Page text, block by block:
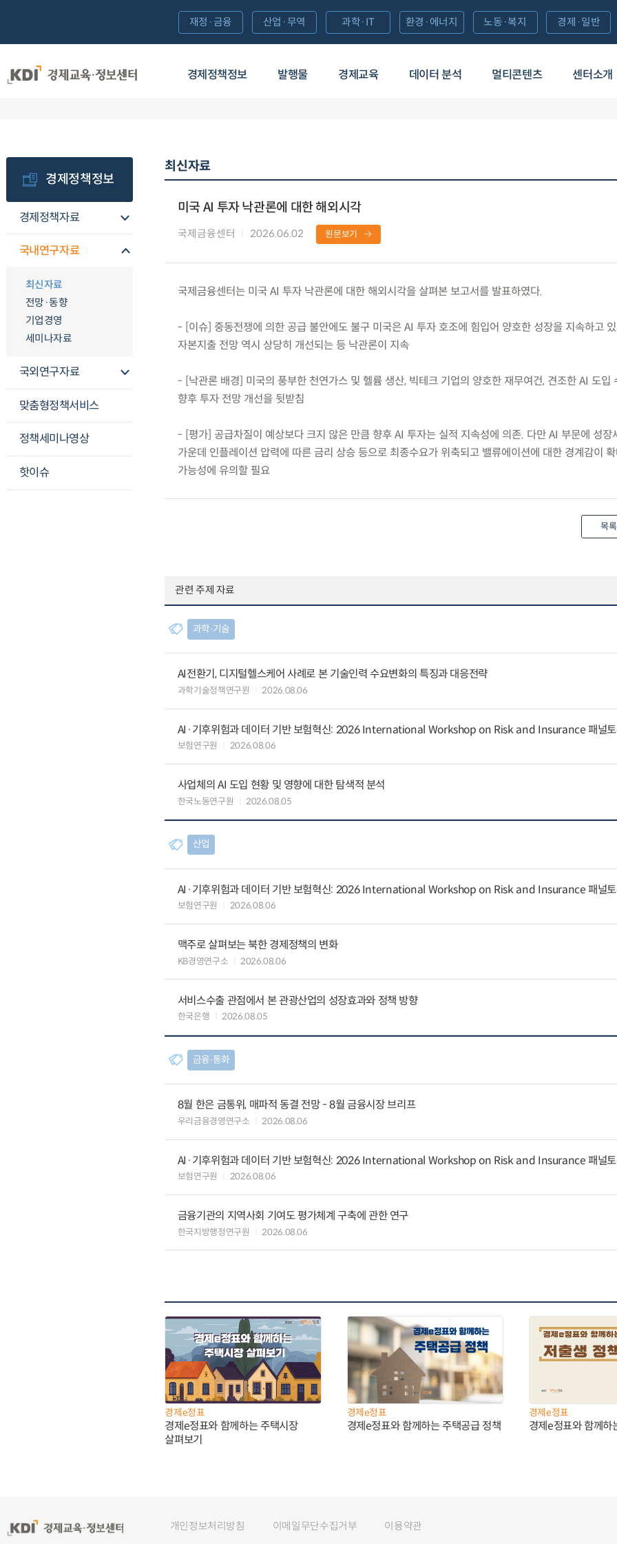
경제정책정보 발행물 경제교육 데이터 분석 멀티콘텐츠 센터소개
재정·금융 산업·무역 과학·IT 환경·에너지 노동·복지 경제·일반
경제정책정보
경제정책자료
국내연구자료
최신자료
전망·동향
기업경영
세미나자료
국외연구자료
맞춤형정책서비스
정책세미나영상
핫이슈
최신자료
미국 AI 투자 낙관론에 대한 해외시각
국제금융센터 2026.06.02 원문보기
국제금융센터는 미국 AI 투자 낙관론에 대한 해외시각을 살펴본 보고서를 발표하였다.
- [이슈] 중동전쟁에 의한 공급 불안에도 불구 미국은 AI 투자 호조에 힘입어 양호한 성장을 지속하고
자본지출 전망 역시 상당히 개선되는 등 낙관론이 지속
- [낙관론 배경] 미국의 풍부한 천연가스 및 헬륨 생산, 빅테크 기업의 양호한 재무여건, 견조한 AI 도입
향후 투자 전망 개선을 뒷받침
- [평가] 공급차질이 예상보다 크지 않은 만큼 향후 AI 투자는 실적 지속성에 의존. 다만 AI 부문에 성장
가운데 인플레이션 압력에 따른 금리 상승 등으로 최종수요가 위축되고 밸류에이션에 대한 경계감이 확
가능성에 유의할 필요
목
관련 주제 자료
과학∙기술
AI전환기, 디지털헬스케어 사례로 본 기술인력 수요변화의 특징과 대응전략
과학기술정책연구원 2026.08.06
AI·기후위험과 데이터 기반 보험혁신: 2026 International Workshop on Risk and Insurance 패널토
보험연구원 2026.08.06
사업체의 AI 도입 현황 및 영향에 대한 탐색적 분석
한국노동연구원 2026.08.05
산업
AI·기후위험과 데이터 기반 보험혁신: 2026 International Workshop on Risk and Insurance 패널토
보험연구원 2026.08.06
맥주로 살펴보는 북한 경제정책의 변화
KB경영연구소 2026.08.06
서비스수출 관점에서 본 관광산업의 성장효과와 정책 방향
한국은행 2026.08.05
금융∙통화
8월 한은 금통위, 매파적 동결 전망 - 8월 금융시장 브리프
우리금융경영연구소 2026.08.06
AI·기후위험과 데이터 기반 보험혁신: 2026 International Workshop on Risk and Insurance 패널토
보험연구원 2026.08.06
금융기관의 지역사회 기여도 평가체계 구축에 관한 연구
한국지방행정연구원 2026.08.06
경제e정표
경제e정표와 함께하는 주택시장
살펴보기
경제e정표
경제e정표와 함께하는 주택공급 정책
경제e정표
경제e정표와 함께하
개인정보처리방침 이메일무단수집거부 이용약관